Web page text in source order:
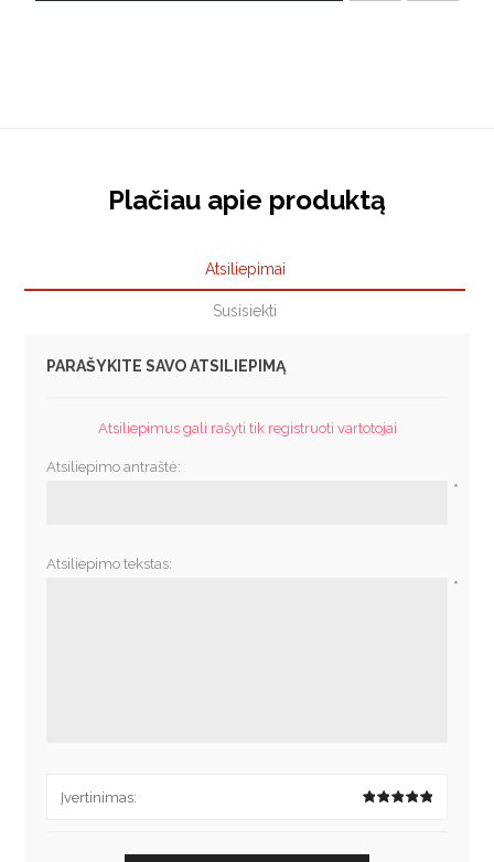
Plačiau apie produktą
Atsiliepimai
Susisiekti
PARAŠYKITE SAVO ATSILIEPIMĄ
Atsiliepimus gali rašyti tik registruoti vartotojai
Atsiliepimo antraštė:
*
Atsiliepimo tekstas:
*
Įvertinimas: